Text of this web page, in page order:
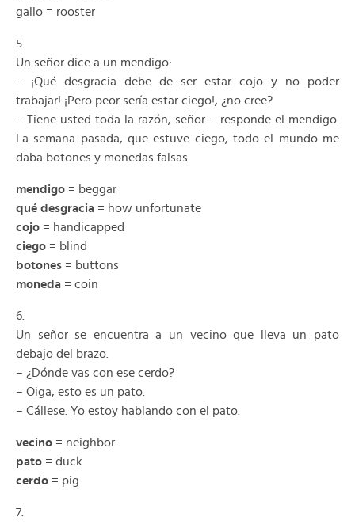
gallo = rooster
5.
Un señor dice a un mendigo:
– ¡Qué desgracia debe de ser estar cojo y no poder
trabajar! ¡Pero peor sería estar ciego!, ¿no cree?
– Tiene usted toda la razón, señor – responde el mendigo.
La semana pasada, que estuve ciego, todo el mundo me
daba botones y monedas falsas.
mendigo = beggar
qué desgracia = how unfortunate
cojo = handicapped
ciego = blind
botones = buttons
moneda = coin
6.
Un señor se encuentra a un vecino que lleva un pato
debajo del brazo.
– ¿Dónde vas con ese cerdo?
– Oiga, esto es un pato.
– Cállese. Yo estoy hablando con el pato.
vecino = neighbor
pato = duck
cerdo = pig
7.